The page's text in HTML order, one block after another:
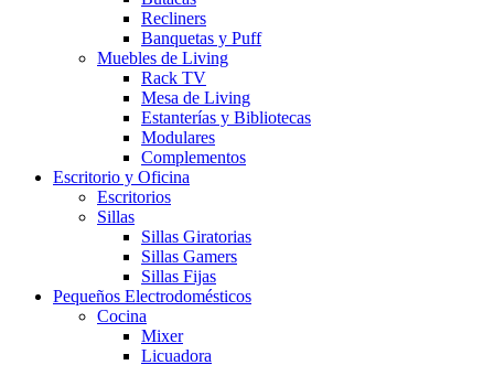
Recliners
Banquetas y Puff
Muebles de Living
Rack TV
Mesa de Living
Estanterías y Bibliotecas
Modulares
Complementos
Escritorio y Oficina
Escritorios
Sillas
Sillas Giratorias
Sillas Gamers
Sillas Fijas
Pequeños Electrodomésticos
Cocina
Mixer
Licuadora